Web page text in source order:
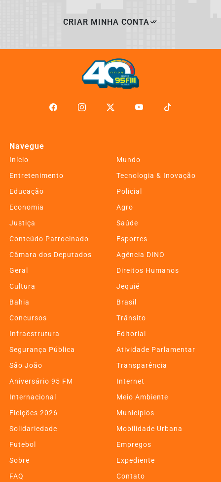
CRIAR MINHA CONTA
Navegue
Início
Mundo
Entretenimento
Tecnologia & Inovação
Educação
Policial
Economia
Agro
Justiça
Saúde
Conteúdo Patrocinado
Esportes
Câmara dos Deputados
Agência DINO
Geral
Direitos Humanos
Cultura
Jequié
Bahia
Brasil
Concursos
Trânsito
Infraestrutura
Editorial
Segurança Pública
Atividade Parlamentar
São João
Transparência
Aniversário 95 FM
Internet
Internacional
Meio Ambiente
Eleições 2026
Municípios
Solidariedade
Mobilidade Urbana
Futebol
Empregos
Sobre
Expediente
FAQ
Contato